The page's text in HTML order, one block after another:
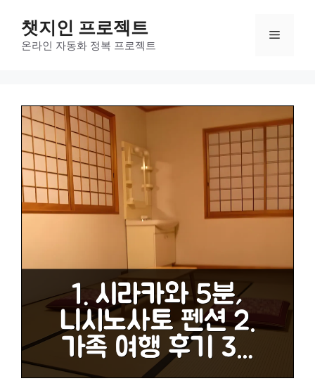
챗지인 프로젝트
온라인 자동화 정복 프로젝트
메